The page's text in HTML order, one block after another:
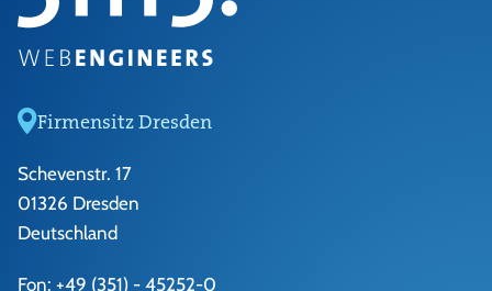
Firmensitz Dresden
Schevenstr. 17
01326 Dresden
Deutschland
Fon: +49 (351) - 45252-0